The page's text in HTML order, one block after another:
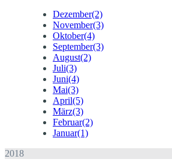
Dezember(2)
November(3)
Oktober(4)
September(3)
August(2)
Juli(3)
Juni(4)
Mai(3)
April(5)
März(3)
Februar(2)
Januar(1)
2018